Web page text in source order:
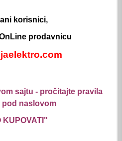
korisnici,
prodavnicu
sajtu - pročitajte pravila
pod naslovom
KUPOVATI"
signalizacije
- BA21
105,40RSD / kom